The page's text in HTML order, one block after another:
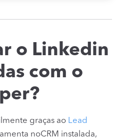
o Linkedin
com o
graças ao Lead
noCRM instalada,